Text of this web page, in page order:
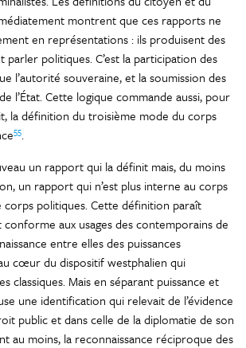
montrent que ces rapports ne
en représentations : ils produisent des
politiques. C’est la participation des
l’autorité souveraine, et la soumission des
l’État. Cette logique commande aussi, pour
la définition du troisième mode du corps
55.
un rapport qui la définit mais, du moins
un rapport qui n’est plus interne au corps
corps politiques. Cette définition paraît
aux usages des contemporains de
entre elles des puissances
cœur du dispositif westphalien qui
classiques. Mais en séparant puissance et
une identification qui relevait de l’évidence
public et dans celle de la diplomatie de son
au moins, la reconnaissance réciproque des